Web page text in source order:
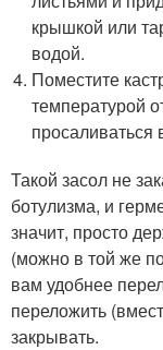
крышкой или
водой.
Поместите
температурой
просаливаться
Такой засол не
ботулизма, и
значит, просто
(можно в той же
вам удобнее
переложить
закрывать.